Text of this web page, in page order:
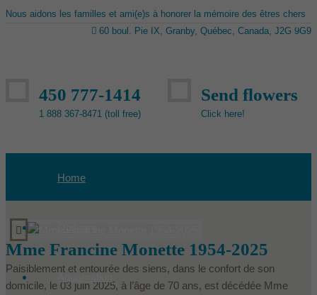
Nous aidons les familles et ami(e)s à honorer la mémoire des êtres chers
60 boul. Pie IX, Granby, Québec, Canada, J2G 9G9
450 777-1414
1 888 367-8471 (toll free)
Send flowers
Click here!
Home
Mme Francine Monette 1954-2025
Paisiblement et entourée des siens, dans le confort de son
domicile, le 03 juin 2025, à l’âge de 70 ans, est décédée Mme